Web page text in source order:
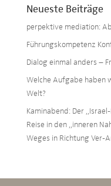
Neueste Beiträge
perpektive mediation:
Führungskompetenz
Dialog einmal anders –
Welche Aufgabe haben
Welt?
Kaminabend: Der
Reise in den „inneren
Weges in Richtung Ver-